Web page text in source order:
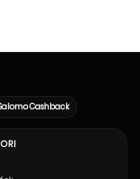
Cashback